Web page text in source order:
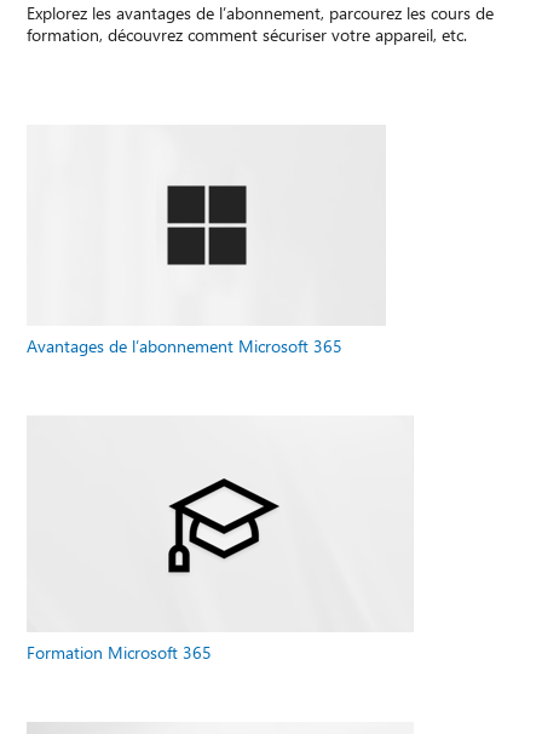
Explorez les avantages de l’abonnement, parcourez les cours de
formation, découvrez comment sécuriser votre appareil, etc.
Avantages de l’abonnement Microsoft 365
Formation Microsoft 365